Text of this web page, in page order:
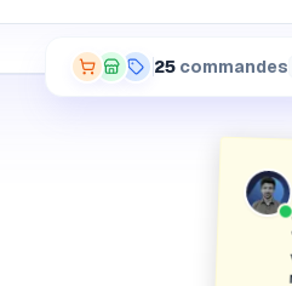
25 commandes